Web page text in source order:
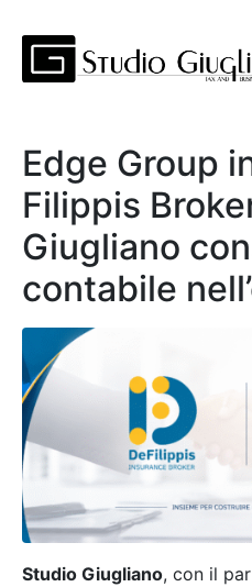
Edge Group
Filippis
Giugliano
contabile
Studio Giugliano, con il